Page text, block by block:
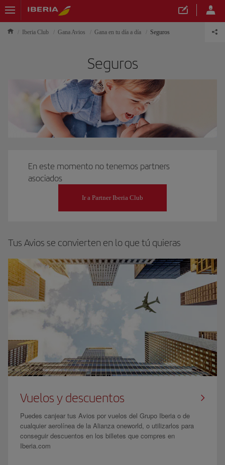
Iberia Club Gana Avios Gana en tu día a día Seguros
Seguros
En este momento no tenemos partners
asociados
Ir a Partner Iberia Club
Tus Avios se convierten en lo que tú quieras
Vuelos y descuentos
Puedes canjear tus Avios por vuelos del Grupo Iberia o de
cualquier aerolínea de la Alianza oneworld, o utilizarlos para
conseguir descuentos en los billetes que compres en
Iberia.com